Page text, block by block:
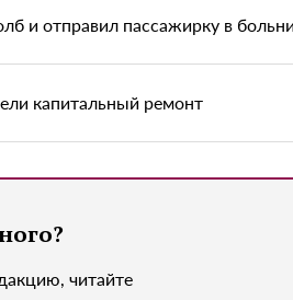
и отправил пассажирку в
капитальный ремонт
читайте